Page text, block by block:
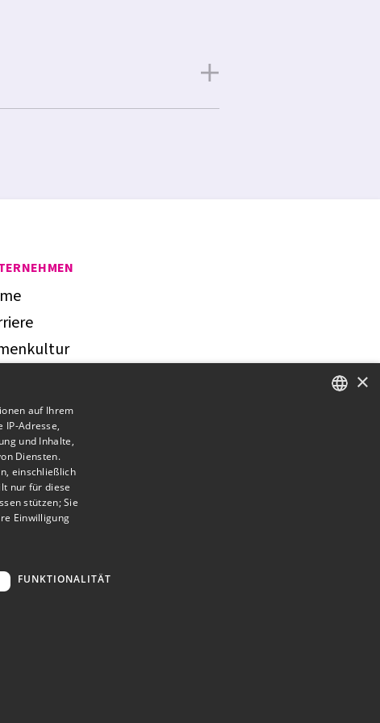
Problem! Ich stehe Ihnen gerne für Rückfragen
×
auf Ihrem
IP-Adresse,
und Inhalte,
Diensten.
einschließlich
nur für diese
stützen; Sie
Einwilligung
FUNKTIONALITÄT